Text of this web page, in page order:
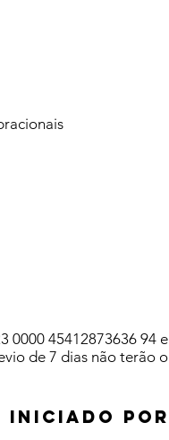
0000 45412873636 94
de 7 dias não terão
INICIADO